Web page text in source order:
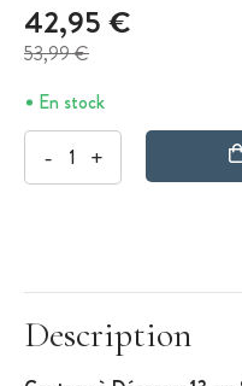
42,95 €
53,99 €
En stock
- +
Description